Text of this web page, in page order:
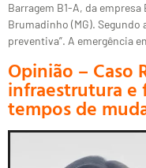
Barragem B1-A, da
Brumadinho (MG). Segundo
preventiva”. A emergência
Opinião – Caso
infraestrutura e
tempos de